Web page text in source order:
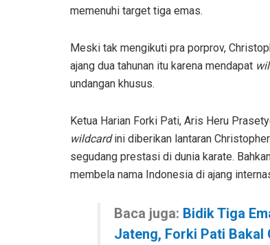
memenuhi target tiga emas.
Meski tak mengikuti pra porprov,
ajang dua tahunan itu karena mendapat
undangan khusus.
Ketua Harian Forki Pati, Aris Heru
wildcardini diberikan lantaran
segudang prestasi di dunia karate.
membela nama Indonesia di ajang
Baca juga: Bidik Tiga
Jateng, Forki Pati Bakal